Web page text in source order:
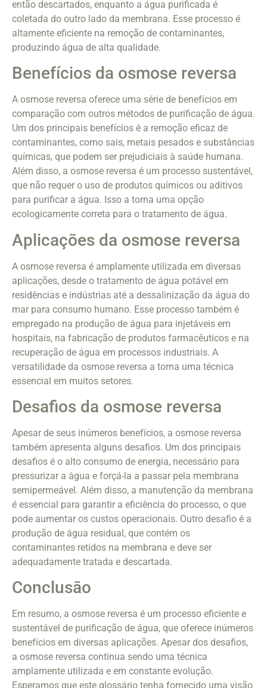
então descartados, enquanto a água purificada é
coletada do outro lado da membrana. Esse processo é
altamente eficiente na remoção de contaminantes,
produzindo água de alta qualidade.
Benefícios da osmose reversa
A osmose reversa oferece uma série de benefícios em
comparação com outros métodos de purificação de água.
Um dos principais benefícios é a remoção eficaz de
contaminantes, como sais, metais pesados e substâncias
químicas, que podem ser prejudiciais à saúde humana.
Além disso, a osmose reversa é um processo sustentável,
que não requer o uso de produtos químicos ou aditivos
para purificar a água. Isso a torna uma opção
ecologicamente correta para o tratamento de água.
Aplicações da osmose reversa
A osmose reversa é amplamente utilizada em diversas
aplicações, desde o tratamento de água potável em
residências e indústrias até a dessalinização da água do
mar para consumo humano. Esse processo também é
empregado na produção de água para injetáveis em
hospitais, na fabricação de produtos farmacêuticos e na
recuperação de água em processos industriais. A
versatilidade da osmose reversa a torna uma técnica
essencial em muitos setores.
Desafios da osmose reversa
Apesar de seus inúmeros benefícios, a osmose reversa
também apresenta alguns desafios. Um dos principais
desafios é o alto consumo de energia, necessário para
pressurizar a água e forçá-la a passar pela membrana
semipermeável. Além disso, a manutenção da membrana
é essencial para garantir a eficiência do processo, o que
pode aumentar os custos operacionais. Outro desafio é a
produção de água residual, que contém os
contaminantes retidos na membrana e deve ser
adequadamente tratada e descartada.
Conclusão
Em resumo, a osmose reversa é um processo eficiente e
sustentável de purificação de água, que oferece inúmeros
benefícios em diversas aplicações. Apesar dos desafios,
a osmose reversa continua sendo uma técnica
amplamente utilizada e em constante evolução.
Esperamos que este glossário tenha fornecido uma visão